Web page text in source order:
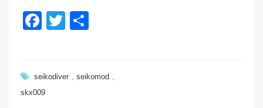
F
e
b
T
er
seikodiver seikomod
skx009